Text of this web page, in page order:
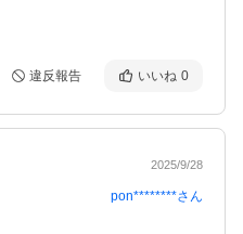
違反報告 いいね 0
2025/9/28
pon********さん